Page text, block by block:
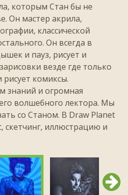
которым Стан бы не
Он мастер акрила,
классической
Он всегда в
и пауз, рисует и
везде где только
комиксы.
знаний и огромная
волшебного лектора. Мы
со Станом. В Draw Planet
скетчинг, иллюстрацию и